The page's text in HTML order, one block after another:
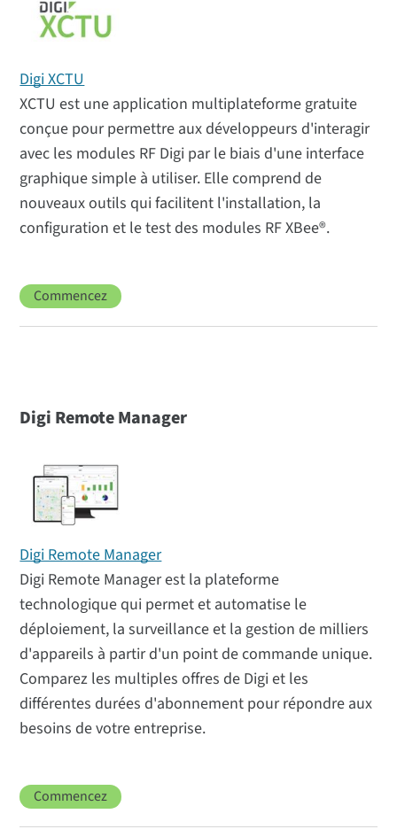
Digi XCTU
XCTU est une application multiplateforme gratuite
conçue pour permettre aux développeurs d'interagir
avec les modules RF Digi par le biais d'une interface
graphique simple à utiliser. Elle comprend de
nouveaux outils qui facilitent l'installation, la
configuration et le test des modules RF XBee®.
Commencez
Digi Remote Manager
Digi Remote Manager
Digi Remote Manager est la plateforme
technologique qui permet et automatise le
déploiement, la surveillance et la gestion de milliers
d'appareils à partir d'un point de commande unique.
Comparez les multiples offres de Digi et les
différentes durées d'abonnement pour répondre aux
besoins de votre entreprise.
Commencez